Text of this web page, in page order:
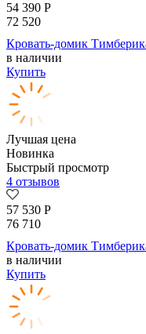
54 390 Р
72 520
Кровать-домик
в наличии
Купить
Лучшая цена
Новинка
Быстрый просмотр
4 отзывов
57 530 Р
76 710
Кровать-домик
в наличии
Купить